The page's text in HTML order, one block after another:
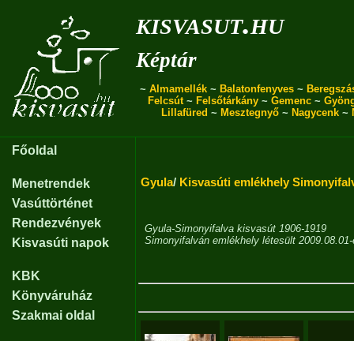
kisvasut.hu
Képtár
~ Almamellék ~ Balatonfenyves ~
Felcsút~ Felsőtárkány ~ Gemenc ~
Lillafüred ~ Mesztegnyő~ Nagycenk~
Főoldal
Menetrendek
Vasúttörténet
Rendezvények
Kisvasúti napok
KBK
Könyváruház
Szakmai oldal
Gyula/ Kisvasúti emlékhely
Gyula-Simonyifalva kisvasút 1906-1919
Simonyifalván emlékhely létesült